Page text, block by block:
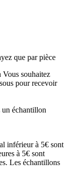
que par pièce
Vous souhaitez
pour recevoir
un échantillon
inférieur à 5€ sont
à 5€ sont
Les échantillons